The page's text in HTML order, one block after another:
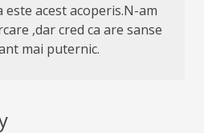
acest acoperis.N-am
,dar cred ca are sanse
mai puternic.